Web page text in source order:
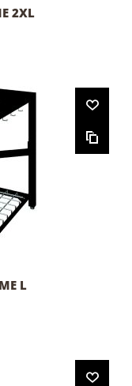
2XL
L